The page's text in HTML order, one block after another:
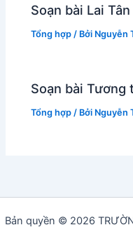
Soạn bài Lai Tân
Tổng hợp / Bởi Nguyễn
Soạn bài Tương
Tổng hợp / Bởi Nguyễn
Bản quyền © 2026